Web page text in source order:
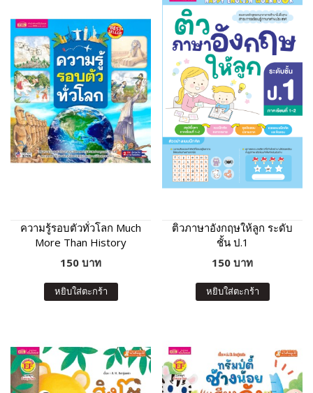
ความรู้รอบตัวทั่วโลก Much
More Than History
150 บาท
หยิบใส่ตะกร้า
ติวภาษาอังกฤษให้ลูก ระดับ
ชั้น ป.1
150 บาท
หยิบใส่ตะกร้า